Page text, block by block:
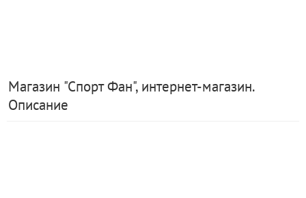
Магазин "Спорт Фан", интернет-магазин.
Описание